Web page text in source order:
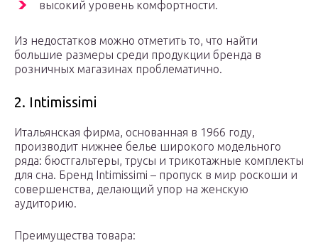
высокий уровень комфортности.
Из недостатков можно отметить то, что найти
большие размеры среди продукции бренда в
розничных магазинах проблематично.
2. Intimissimi
Итальянская фирма, основанная в 1966 году,
производит нижнее белье широкого модельного
ряда: бюстгальтеры, трусы и трикотажные комплекты
для сна. Бренд Intimissimi – пропуск в мир роскоши и
совершенства, делающий упор на женскую
аудиторию.
Преимущества товара: